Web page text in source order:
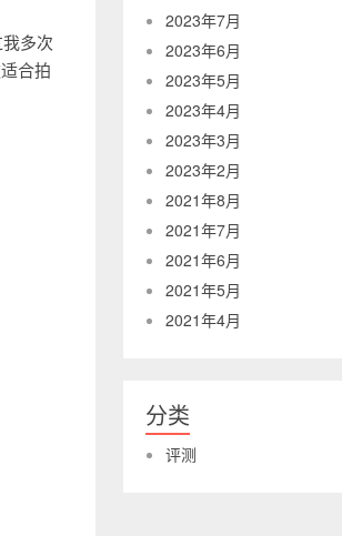
多次
合拍
2023年7月
2023年6月
2023年5月
2023年4月
2023年3月
2023年2月
2021年8月
2021年7月
2021年6月
2021年5月
2021年4月
分类
评测